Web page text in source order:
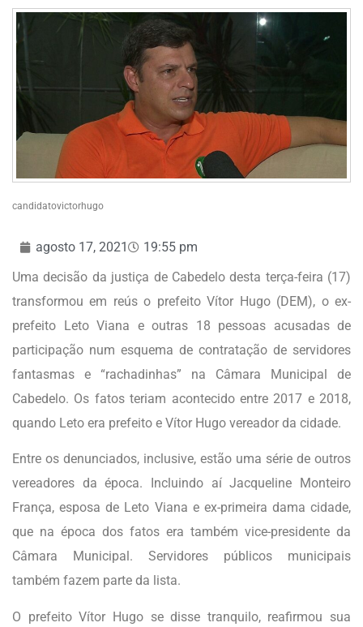
candidatovictorhugo
agosto 17, 2021
19:55 pm
Uma decisão da justiça de Cabedelo desta terça-feira (17)
transformou em reús o prefeito Vítor Hugo (DEM), o ex-
prefeito Leto Viana e outras 18 pessoas acusadas de
participação num esquema de contratação de servidores
fantasmas e “rachadinhas” na Câmara Municipal de
Cabedelo. Os fatos teriam acontecido entre 2017 e 2018,
quando Leto era prefeito e Vítor Hugo vereador da cidade.
Entre os denunciados, inclusive, estão uma série de outros
vereadores da época. Incluindo aí Jacqueline Monteiro
França, esposa de Leto Viana e ex-primeira dama cidade,
que na época dos fatos era também vice-presidente da
Câmara Municipal. Servidores públicos municipais
também fazem parte da lista.
O prefeito Vítor Hugo se disse tranquilo, reafirmou sua